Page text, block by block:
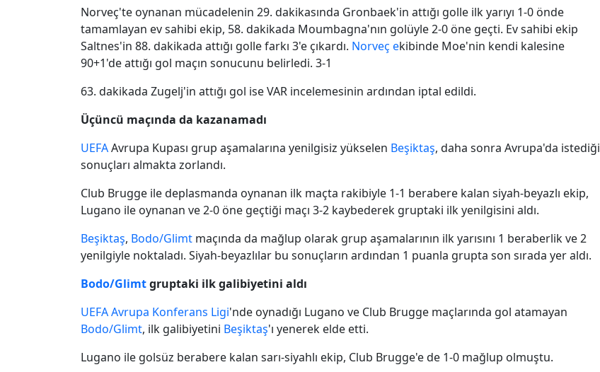
Norveç'te oynanan mücadelenin 29. dakikasında Gronbaek'in attığı golle ilk yarıyı 1-0 önde
tamamlayan ev sahibi ekip, 58. dakikada Moumbagna'nın golüyle 2-0 öne geçti. Ev sahibi ekip
Saltnes'in 88. dakikada attığı golle farkı 3'e çıkardı. Norveç ekibinde Moe'nin kendi kalesine
90+1'de attığı gol maçın sonucunu belirledi. 3-1
63. dakikada Zugelj'in attığı gol ise VAR incelemesinin ardından iptal edildi.
Üçüncü maçında da kazanamadı
UEFAAvrupa Kupası grup aşamalarına yenilgisiz yükselen Beşiktaş, daha sonra Avrupa'da istediği
sonuçları almakta zorlandı.
Club Brugge ile deplasmanda oynanan ilk maçta rakibiyle 1-1 berabere kalan siyah-beyazlı ekip,
Lugano ile oynanan ve 2-0 öne geçtiği maçı 3-2 kaybederek gruptaki ilk yenilgisini aldı.
Beşiktaş, Bodo/Glimt maçında da mağlup olarak grup aşamalarının ilk yarısını 1 beraberlik ve 2
yenilgiyle noktaladı. Siyah-beyazlılar bu sonuçların ardından 1 puanla grupta son sırada yer aldı.
Bodo/Glimtgruptaki ilk galibiyetini aldı
UEFAAvrupa Konferans Ligi'nde oynadığı Lugano ve Club Brugge maçlarında gol atamayan
Bodo/Glimt, ilk galibiyetini Beşiktaş'ı yenerek elde etti.
Lugano ile golsüz berabere kalan sarı-siyahlı ekip, Club Brugge'e de 1-0 mağlup olmuştu.